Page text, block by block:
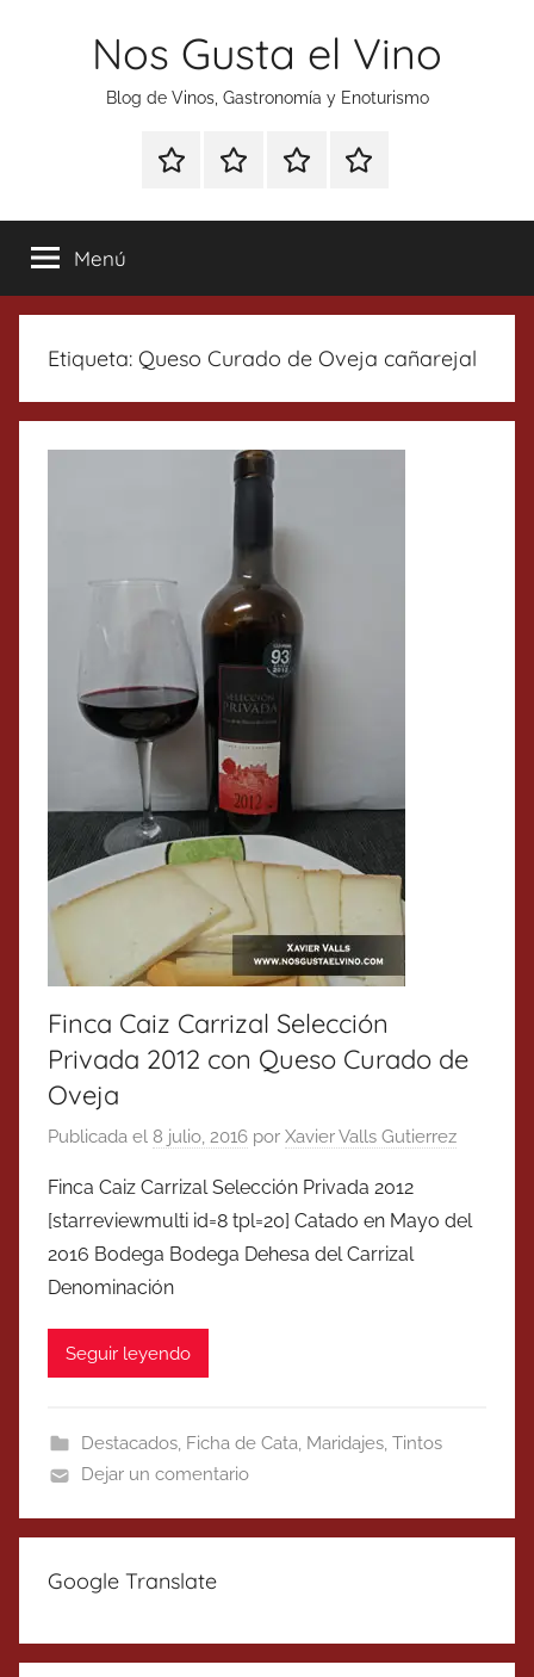
Nos Gusta el Vino
Blog de Vinos, Gastronomía y Enoturismo
Especial
Tonics
Enoturismo
Gastronomía
RankingContacto
Menú
Etiqueta: Queso Curado de Oveja cañarejal
Finca Caiz Carrizal Selección
Privada 2012 con Queso Curado de
Oveja
Publicada el 8 julio, 2016 por Xavier Valls Gutierrez
Finca Caiz Carrizal Selección Privada 2012
[starreviewmulti id=8 tpl=20] Catado en Mayo del
2016 Bodega Bodega Dehesa del Carrizal
Denominación
Seguir leyendo
Destacados, Ficha de Cata, Maridajes, Tintos
Dejar un comentario
Google Translate